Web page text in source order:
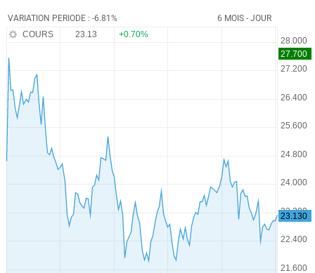
VARIATION PERIODE : -6.81% 6 MOIS - JOUR
COURS 23.13 +0.70%